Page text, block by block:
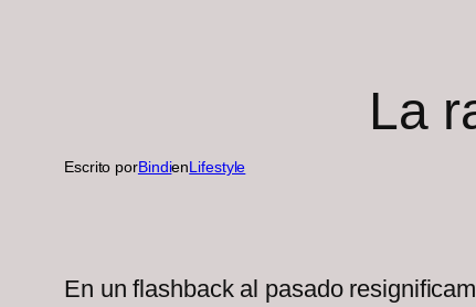
La
Escrito porBindienLifestyle
En un flashback al pasado